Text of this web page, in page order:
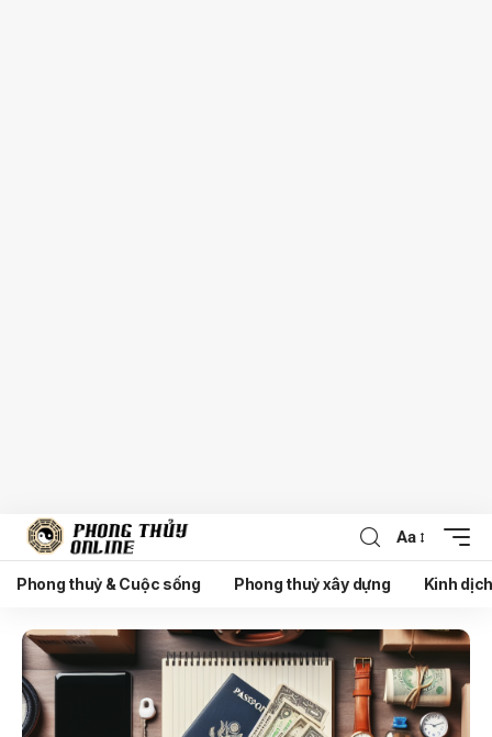
Aa
Phong thuỷ & Cuộc sống Phong thuỷ xây dựng Kinh